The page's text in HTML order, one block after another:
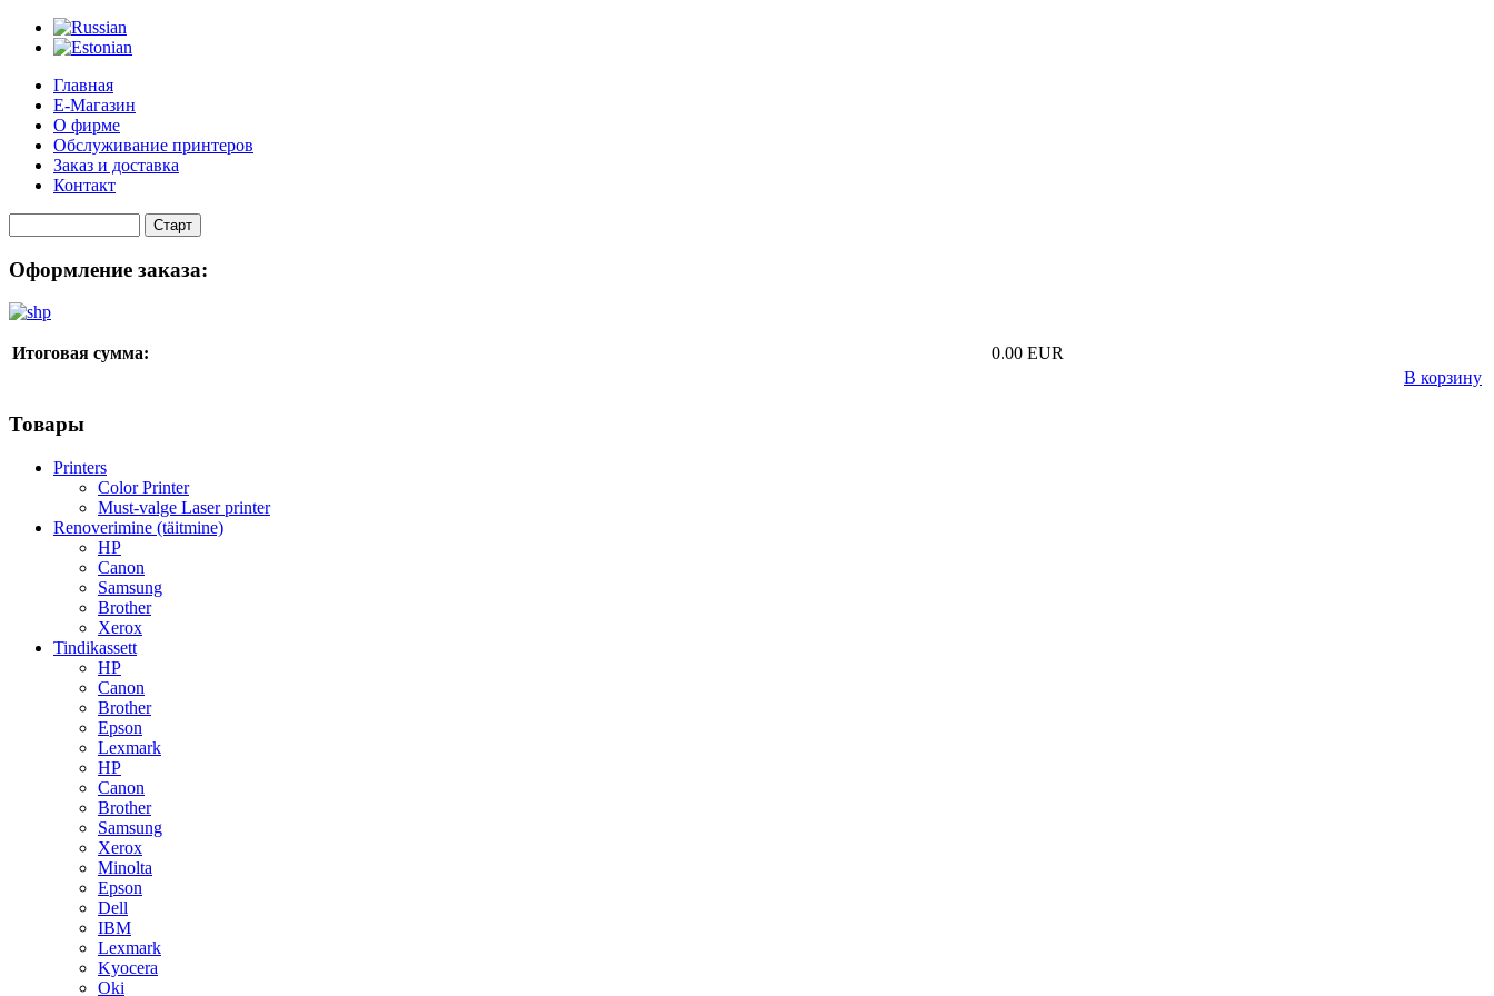
Главная
Е-Магазин
О фирме
Обслуживание принтеров
Заказ и доставка
Контакт
Оформление заказа:
Итоговая сумма:
0.00 EUR
В корзину
Товары
Printers
Color Printer
Must-valge Laser printer
Renoverimine (täitmine)
HP
Canon
Samsung
Brother
Xerox
Tindikassett
HP
Canon
Brother
Epson
Lexmark
HP
Canon
Brother
Samsung
Xerox
Minolta
Epson
Dell
IBM
Lexmark
Kyocera
Oki